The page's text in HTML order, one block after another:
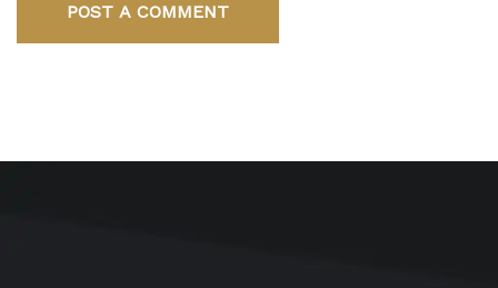
POST A COMMENT